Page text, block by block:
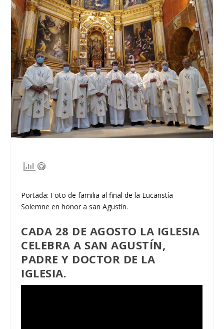
Portada: Foto de familia al final de la Eucaristía
Solemne en honor a san Agustín.
CADA 28 DE AGOSTO LA IGLESIA
CELEBRA A SAN AGUSTÍN,
PADRE Y DOCTOR DE LA
IGLESIA.